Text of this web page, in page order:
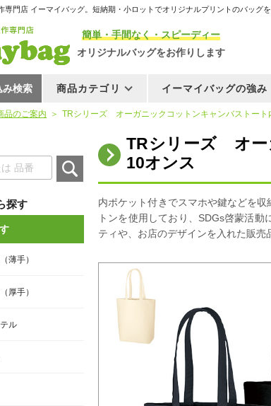
専門店 イーマイバッグ。短納期・小ロットでオリジナルプリントのバッグを
簡単・手間なく・スピーディー
オリジナルバッグをお作りします
商品カテゴリ イーマイバッグの強み
み検索
品のご案内 TRシリーズ オーガニックコットンキャンバストート
TRシリーズ オー
10オンス
内ポケット付きでスマホや鍵などを
トンを使用しており、SDGs啓蒙活
ティや、お店のデザインを入れた販売
探す
薄手）
厚手）
ル